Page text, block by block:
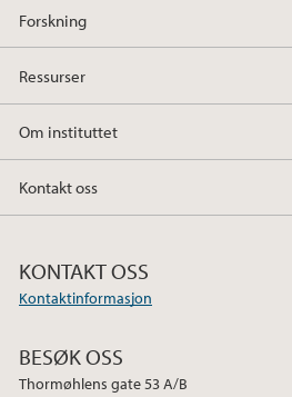
Forskning
Ressurser
Om instituttet
Kontakt oss
KONTAKT OSS
Kontaktinformasjon
BESØK OSS
Thormøhlens gate 53 A/B